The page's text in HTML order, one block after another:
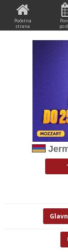
Početna
strana
po